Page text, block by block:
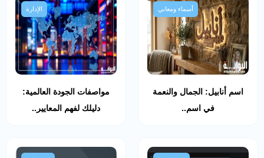
أسماء ومعاني
اسم أنابيل: الجمال والنعمة
في اسم..
الإدارة
مواصفات الجودة العالمية:
دليلك لفهم المعايير..